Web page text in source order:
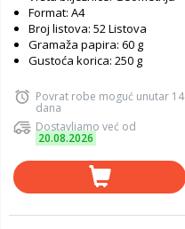
Format: A4
Broj listova: 52 Listova
Gramaža papira: 60 g
Gustoća korica: 250 g
Povrat robe moguć unutar 14
dana
Dostavljamo već od
20.08.2026